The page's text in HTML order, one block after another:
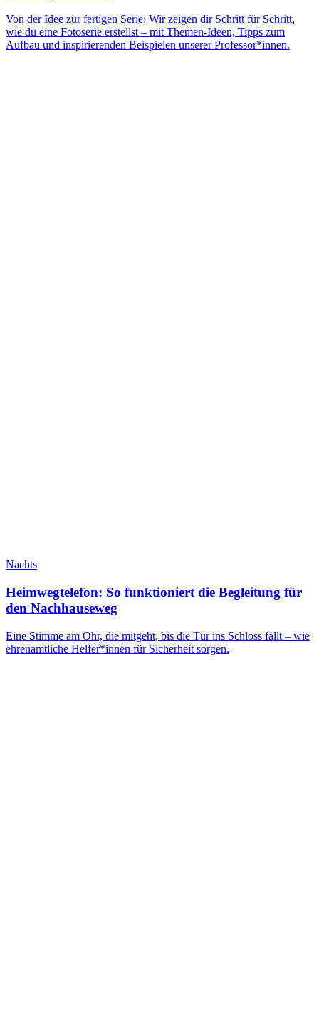
Von der Idee zur fertigen Serie: Wir zeigen dir Schritt für Schritt,
wie du eine Fotoserie erstellst – mit Themen-Ideen, Tipps zum
Aufbau und inspirierenden Beispielen unserer Professor*innen.
Nachts
Heimwegtelefon: So funktioniert die Begleitung für
den Nachhauseweg
Eine Stimme am Ohr, die mitgeht, bis die Tür ins Schloss fällt – wie
ehrenamtliche Helfer*innen für Sicherheit sorgen.